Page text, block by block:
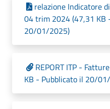
relazione Indicatore
04 trim 2024 (47,31 KB
20/01/2025)
REPORT ITP -
KB - Pubblicato il 20/